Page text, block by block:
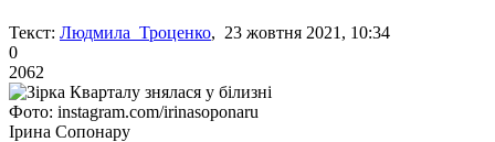
Текст: Людмила Троценко, 23 жовтня 2021, 10:34
0
2062
Фото: instagram.com/irinasoponaru
Ірина Сопонару